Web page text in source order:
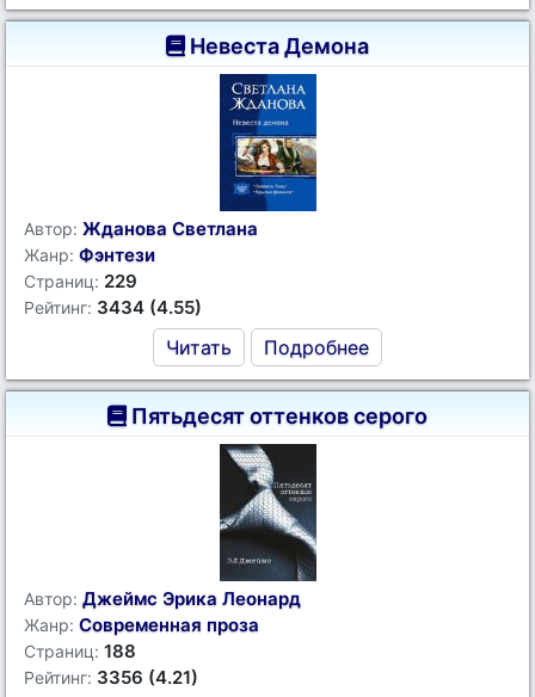
Невеста Демона
Автор: Жданова Светлана
Жанр: Фэнтези
Страниц: 229
Рейтинг: 3434 (4.55)
Читать Подробнее
Пятьдесят оттенков серого
Автор: Джеймс Эрика Леонард
Жанр: Современная проза
Страниц: 188
Рейтинг: 3356 (4.21)